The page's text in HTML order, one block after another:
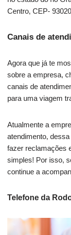
Centro, CEP-
Canais de
Agora que já te
sobre a empresa,
canais de
para uma viagem
Atualmente a
atendimento,
fazer reclamações
simples! Por isso,
continue a
Telefone da